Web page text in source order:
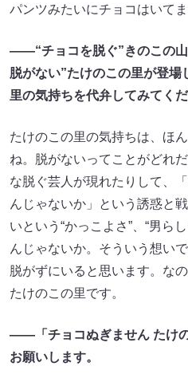
パンツみたいにチョコはいてま
――“チョコを脱ぐ”きのこの
脱がない”たけのこの里が登
里の気持ちを代弁してみてくだ
たけのこの里の気持ちは、ほ
ね。脱がないってことがどれ
な脱ぐ芸人が現れたりして、
んじゃないか」という誘惑と
いという“かっこよさ”、“男ら
んじゃないか。そういう想い
脱がずにいると思います。な
たけのこの里です。
――「チョコぬぎません たけ
お願いします。